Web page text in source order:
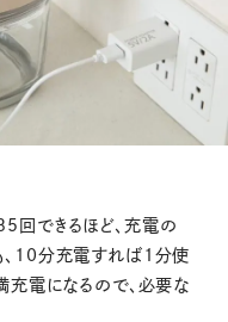
回できるほど、充電の
、10分充電すれば1分使
充電になるので、必要な